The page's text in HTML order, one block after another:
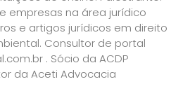
empresas na área jurídico
e artigos jurídicos em direito
Consultor de portal
. Sócio da ACDP
da Aceti Advocacia